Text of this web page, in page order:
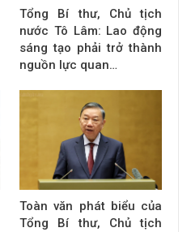
Tổng Bí thư, Chủ tịch
nước Tô Lâm: Lao động
sáng tạo phải trở thành
nguồn lực quan…
Toàn văn phát biểu của
Tổng Bí thư, Chủ tịch